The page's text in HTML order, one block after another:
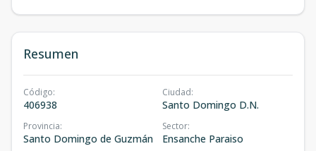
Resumen
Código:
406938
Ciudad:
Santo Domingo D.N.
Provincia:
Santo Domingo de Guzmán
Sector:
Ensanche Paraiso